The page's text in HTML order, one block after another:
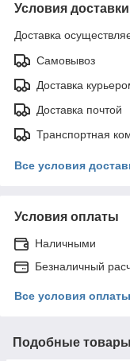
Условия доставки
Доставка
Самовывоз
Доставка
Доставка почтой
Транспортная
Все условия
Условия оплаты
Наличными
Безналичный
Все условия оплаты
Подобные